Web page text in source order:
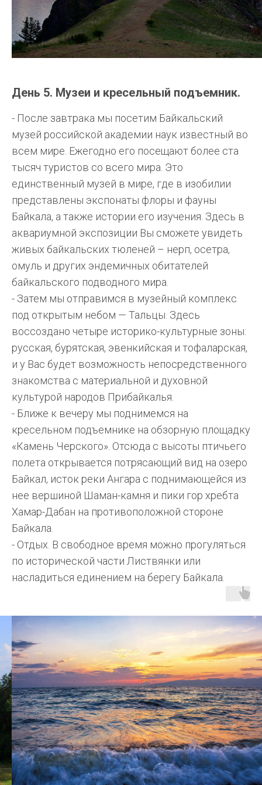
День 5. Музеи и кресельный подъемник.
- После завтрака мы посетим Байкальский
музей российской академии наук известный во
всем мире. Ежегодно его посещают более ста
тысяч туристов со всего мира. Это
единственный музей в мире, где в изобилии
представлены экспонаты флоры и фауны
Байкала, а также истории его изучения. Здесь в
аквариумной экспозиции Вы сможете увидеть
живых байкальских тюленей – нерп, осетра,
омуль и других эндемичных обитателей
байкальского подводного мира.
- Затем мы отправимся в музейный комплекс
под открытым небом — Тальцы. Здесь
воссоздано четыре историко-культурные зоны:
русская, бурятская, эвенкийская и тофаларская,
и у Вас будет возможность непосредственного
знакомства с материальной и духовной
культурой народов Прибайкалья.
- Ближе к вечеру мы поднимемся на
кресельном подъемнике на обзорную площадку
«Камень Черского». Отсюда с высоты птичьего
полета открывается потрясающий вид на озеро
Байкал, исток реки Ангара с поднимающейся из
нее вершиной Шаман-камня и пики гор хребта
Хамар-Дабан на противоположной стороне
Байкала.
- Отдых. В свободное время можно прогуляться
по исторической части Листвянки или
насладиться единением на берегу Байкала.